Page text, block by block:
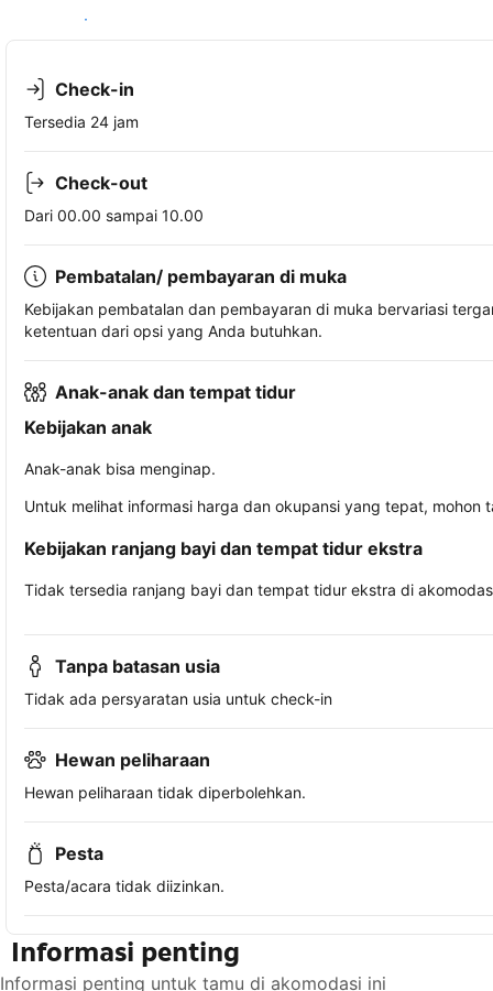
Lihat ketersediaan
Check-in
Tersedia 24 jam
Check-out
Dari 00.00 sampai 10.00
Pembatalan/ pembayaran di muka
Kebijakan pembatalan dan pembayaran di muka bervariasi
ketentuan dari opsi yang Anda butuhkan.
Anak-anak dan tempat tidur
Kebijakan anak
Anak-anak bisa menginap.
Untuk melihat informasi harga dan okupansi yang tepat,
Kebijakan ranjang bayi dan tempat tidur ekstra
Tidak tersedia ranjang bayi dan tempat tidur ekstra di
Tanpa batasan usia
Tidak ada persyaratan usia untuk check-in
Hewan peliharaan
Hewan peliharaan tidak diperbolehkan.
Pesta
Pesta/acara tidak diizinkan.
Informasi penting
Informasi penting untuk tamu di akomodasi ini